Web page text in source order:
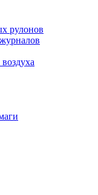
рулонов